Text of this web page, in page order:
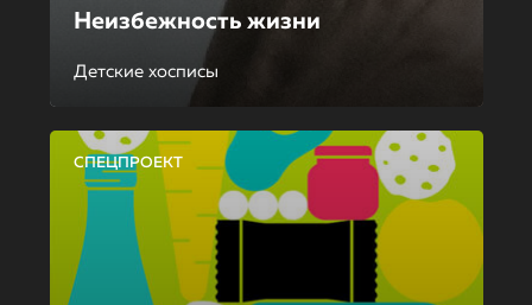
Неизбежность жизни
Детские хосписы
СПЕЦПРОЕКТ